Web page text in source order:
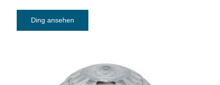
Ding ansehen